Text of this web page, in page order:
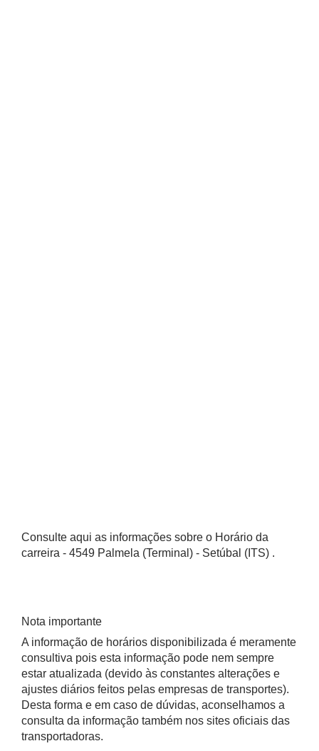
Consulte aqui as informações sobre o Horário da
carreira - 4549 Palmela (Terminal) - Setúbal (ITS) .
Nota importante
A informação de horários disponibilizada é meramente
consultiva pois esta informação pode nem sempre
estar atualizada (devido às constantes alterações e
ajustes diários feitos pelas empresas de transportes).
Desta forma e em caso de dúvidas, aconselhamos a
consulta da informação também nos sites oficiais das
transportadoras.